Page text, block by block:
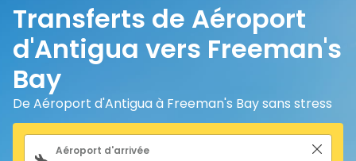
Transferts de Aéroport
d'Antigua vers Freeman's
Bay
De Aéroport d'Antigua à Freeman's Bay sans stress
Formulaire de recherche
Aéroport d'arrivée